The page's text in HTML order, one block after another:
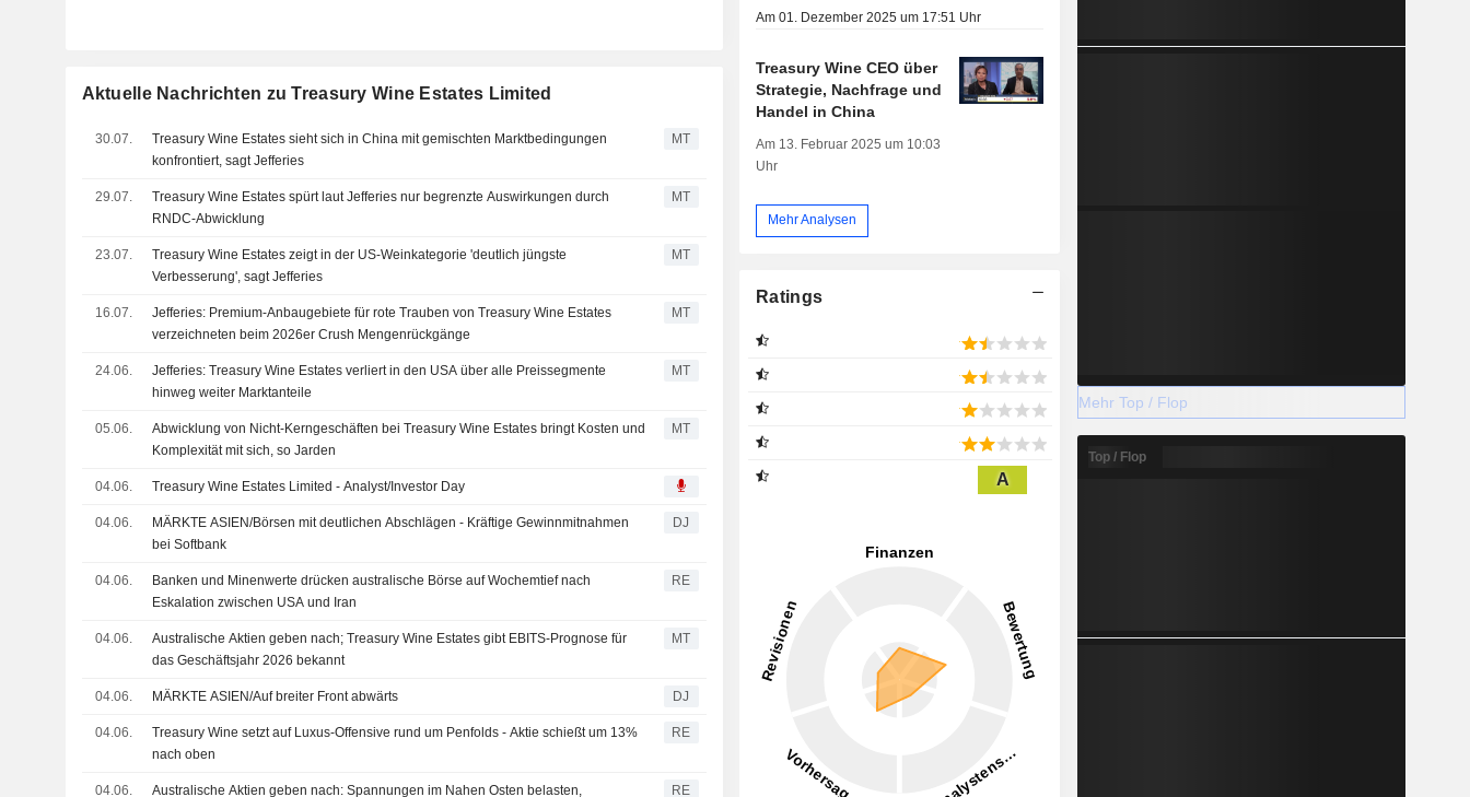
Aktuelle Nachrichten zu Treasury Wine Estates Limited
30.07.
Treasury Wine Estates sieht sich in China mit gemischten Marktbedingungen
konfrontiert, sagt Jefferies
MT
29.07.
Treasury Wine Estates spürt laut Jefferies nur begrenzte Auswirkungen durch
RNDC-Abwicklung
MT
23.07.
Treasury Wine Estates zeigt in der US-Weinkategorie 'deutlich jüngste
Verbesserung', sagt Jefferies
MT
16.07.
Jefferies: Premium-Anbaugebiete für rote Trauben von Treasury Wine Estates
verzeichneten beim 2026er Crush Mengenrückgänge
MT
24.06.
Jefferies: Treasury Wine Estates verliert in den USA über alle Preissegmente
hinweg weiter Marktanteile
MT
05.06.
Abwicklung von Nicht-Kerngeschäften bei Treasury Wine Estates bringt Kosten und
Komplexität mit sich, so Jarden
MT
04.06. Treasury Wine Estates Limited - Analyst/Investor Day
04.06.
MÄRKTE ASIEN/Börsen mit deutlichen Abschlägen - Kräftige Gewinnmitnahmen
bei Softbank
DJ
04.06.
Banken und Minenwerte drücken australische Börse auf Wochemtief nach
Eskalation zwischen USA und Iran
RE
04.06.
Australische Aktien geben nach; Treasury Wine Estates gibt EBITS-Prognose für
das Geschäftsjahr 2026 bekannt
MT
04.06. MÄRKTE ASIEN/Auf breiter Front abwärts DJ
04.06.
Treasury Wine setzt auf Luxus-Offensive rund um Penfolds - Aktie schießt um 13%
nach oben
RE
04.06.
Australische Aktien geben nach: Spannungen im Nahen Osten belasten,
RE
Am 01. Dezember 2025 um 17:51 Uhr
Treasury Wine CEO über
Strategie, Nachfrage und
Handel in China
Am 13. Februar 2025 um 10:03
Uhr
Mehr Analysen
Ratings
A
Mehr Top / Flop
Top / Flop